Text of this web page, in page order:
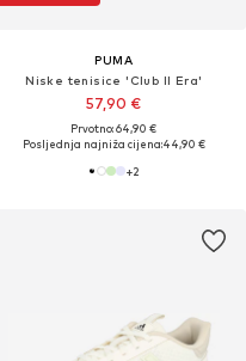
PUMA
Niske tenisice 'Club II Era'
57,90 €
Prvotno: 64,90 €
Posljednja najniža cijena:44,90 €
+2